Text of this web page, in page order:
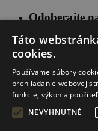
Odoberajte
Táto
cookies.
Používame súbory
prehliadanie webovej
funkcie, výkon a
NEVYHNUTNÉ